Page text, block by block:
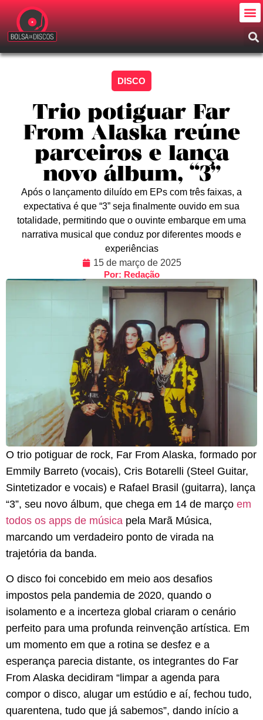
DISCO
Trio potiguar Far
From Alaska reúne
parceiros e lança
novo álbum, “3”
Após o lançamento diluído em EPs com três faixas, a
expectativa é que “3” seja finalmente ouvido em sua
totalidade, permitindo que o ouvinte embarque em uma
narrativa musical que conduz por diferentes moods e
experiências
15 de março de 2025
Por: Redação
O trio potiguar de rock, Far From Alaska, formado por
Emmily Barreto (vocais), Cris Botarelli (Steel Guitar,
Sintetizador e vocais) e Rafael Brasil (guitarra), lança
“3”, seu novo álbum, que chega em 14 de março em
todos os apps de música pela Marã Música,
marcando um verdadeiro ponto de virada na
trajetória da banda.
O disco foi concebido em meio aos desafios
impostos pela pandemia de 2020, quando o
isolamento e a incerteza global criaram o cenário
perfeito para uma profunda reinvenção artística. Em
um momento em que a rotina se desfez e a
esperança parecia distante, os integrantes do Far
From Alaska decidiram “limpar a agenda para
compor o disco, alugar um estúdio e aí, fechou tudo,
quarentena, tudo que já sabemos”, dando início a